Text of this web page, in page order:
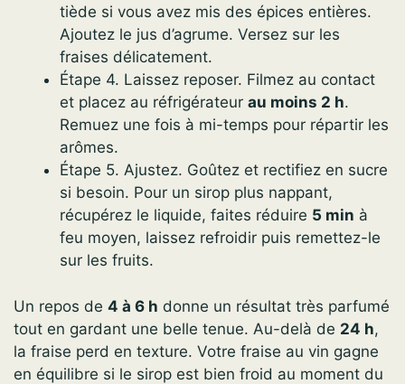
tiède si vous avez mis des épices entières.
Ajoutez le jus d’agrume. Versez sur les
fraises délicatement.
Étape 4. Laissez reposer. Filmez au contact
et placez au réfrigérateur au moins 2 h.
Remuez une fois à mi-temps pour répartir les
arômes.
Étape 5. Ajustez. Goûtez et rectifiez en sucre
si besoin. Pour un sirop plus nappant,
récupérez le liquide, faites réduire 5 min à
feu moyen, laissez refroidir puis remettez-le
sur les fruits.
Un repos de 4 à 6 h donne un résultat très parfumé
tout en gardant une belle tenue. Au-delà de 24 h,
la fraise perd en texture. Votre fraise au vin gagne
en équilibre si le sirop est bien froid au moment du